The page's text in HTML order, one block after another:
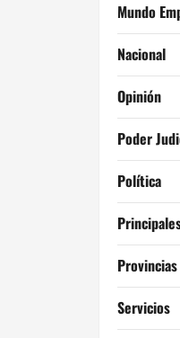
Mundo
Nacional
Opinión
Poder
Política
Provincias
Servicios